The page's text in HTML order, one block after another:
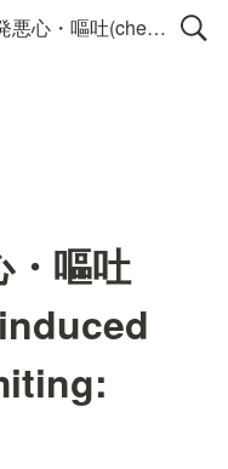
薬物療法誘発悪心・嘔吐(chemotherapy-induced nausea and vomiting: CINV)
・嘔吐